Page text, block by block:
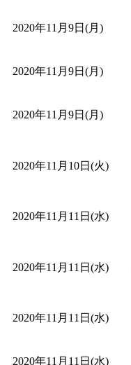
ットせ
「皆鶴
」
子
間：
「赤ち
間：
み
de 健
2020年11月9日(月)
2020年11月9日(月)
2020年11月9日(月)
2020年11月10日(火)
2020年11月11日(水)
2020年11月11日(水)
2020年11月11日(水)
2020年11月11日(水)